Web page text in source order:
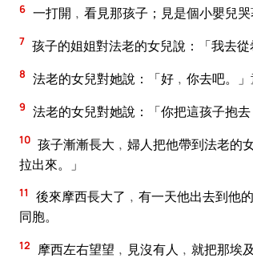
6 一打開﹐看見那孩子；見是個小嬰兒
7 孩子的姐姐對法老的女兒說：「我去
8 法老的女兒對她說：「好﹐你去吧。
9 法老的女兒對她說：「你把這孩子抱
10 孩子漸漸長大﹐婦人把他帶到法老的
拉出來。」
11
後來摩西長大了﹐有一天他出去到他
同胞。
12 摩西左右望望﹐見沒有人﹐就把那埃